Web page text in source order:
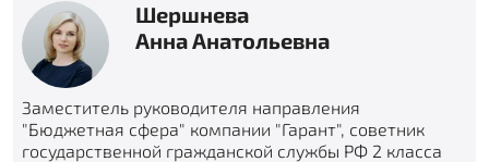
Шершнева
Анна Анатольевна
Заместитель руководителя направления
"Бюджетная сфера" компании "Гарант", советник
государственной гражданской службы РФ 2 класса